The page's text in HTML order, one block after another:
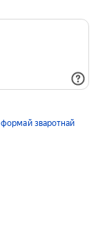
формай зваротнай